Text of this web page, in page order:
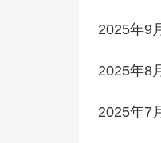
2025年9
2025年8
2025年7